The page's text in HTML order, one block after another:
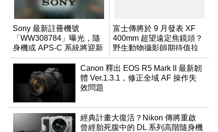
Sony 最新註冊機號
「WW308784」曝光，隨
身機或 APS-C 系統將迎新
成員？
富士傳將於 9 月發表 XF
400mm 超望遠定焦鏡頭？
野生動物攝影師期待值拉
滿
Canon 釋出 EOS R5 Mark II 最新韌
體 Ver.1.3.1，修正全域 AF 操作失
效問題
經典計畫大復活？Nikon 傳將重啟
曾經胎死腹中的 DL 系列高階隨身機